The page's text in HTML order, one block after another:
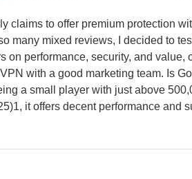
claims to offer premium protection
many mixed reviews, I decided to
on performance, security, and value,
with a good marketing team. Is
a small player with just above
it offers decent performance and